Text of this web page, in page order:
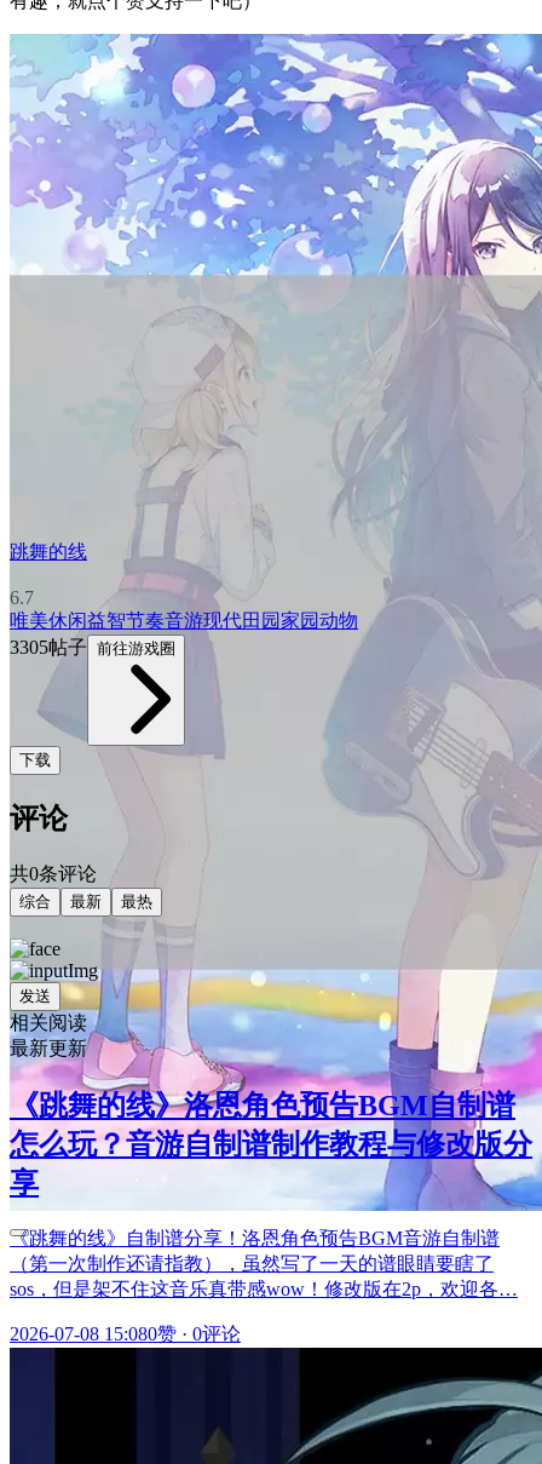
跳舞的线
6.7
唯美休闲益智节奏音游现代田园家园动物
3305帖子 前往游戏圈
下载
评论
共0条评论
综合 最新 最热
发送
相关阅读
最新更新
《跳舞的线》洛恩角色预告BGM自制谱
怎么玩？音游自制谱制作教程与修改版分
享
《跳舞的线》自制谱分享！洛恩角色预告BGM音游自制谱
（第一次制作还请指教），虽然写了一天的谱眼睛要瞎了
sos，但是架不住这音乐真带感wow！修改版在2p，欢迎各…
2026-07-08 15:080赞 · 0评论